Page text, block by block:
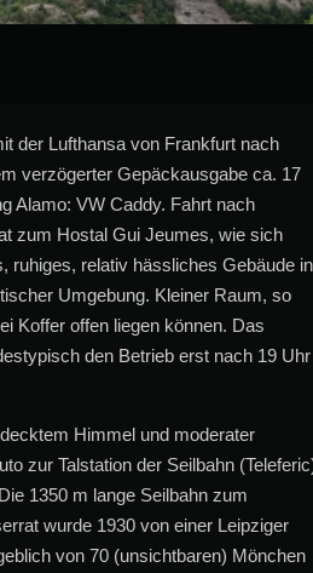
der Lufthansa von Frankfurt nach
verzögerter Gepäckausgabe ca. 17
Alamo: VW Caddy. Fahrt nach
zum Hostal Gui Jeumes, wie sich
ruhiges, relativ hässliches Gebäude in
Umgebung. Kleiner Raum, so
Koffer offen liegen können. Das
den Betrieb erst nach 19 Uhr
Himmel und moderater
zur Talstation der Seilbahn
1350 m lange Seilbahn zum
wurde 1930 von einer Leipziger
von 70 (unsichtbaren) Mönchen